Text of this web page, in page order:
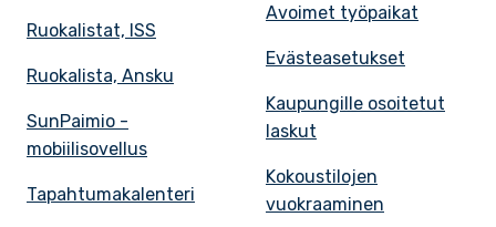
Ruokalistat, ISS
Ruokalista, Ansku
SunPaimio -
mobiilisovellus
Tapahtumakalenteri
Avoimet työpaikat
Evästeasetukset
Kaupungille osoitetut
laskut
Kokoustilojen
vuokraaminen